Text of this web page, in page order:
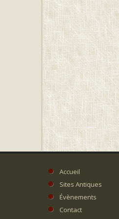
Accueil
Sites Antiques
Évènements
Contact